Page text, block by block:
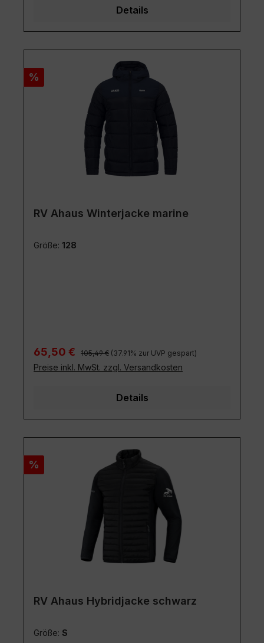
Details
Rabatt
%
RV Ahaus Winterjacke marine
Größe: 128
Verkaufspreis:
65,50 € Regulärer Preis:
105,49 € (37.91% zur UVP gespart)
Preise inkl. MwSt. zzgl. Versandkosten
Details
Rabatt
%
RV Ahaus Hybridjacke schwarz
Größe: S